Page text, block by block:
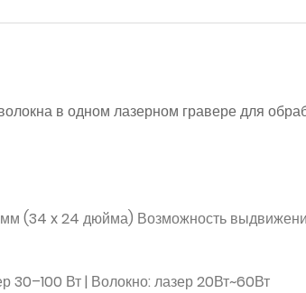
в одном лазерном гравере для
(34 x 24 дюйма) Возможность
30–100 Вт | Волокно: лазер 20Вт~60Вт